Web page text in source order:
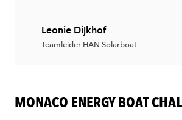
Leonie Dijkhof
Teamleider HAN Solarboat
MONACO ENERGY BOAT